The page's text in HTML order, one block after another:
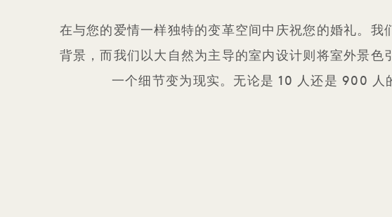
在与您的爱情一样独特的变革空间中庆祝您的婚礼。
背景，而我们以大自然为主导的室内设计则将室外景
一个细节变为现实。无论是 10 人还是 900 人